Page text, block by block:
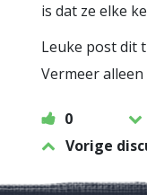
is dat ze elke
Leuke post dit
Vermeer
0
Vorige